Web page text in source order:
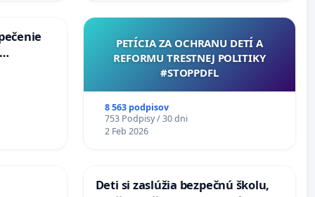
úplnej
PETÍCIA ZA OCHRANU DETÍ A
REFORMU TRESTNEJ POLITIKY
#STOPPDFL
8 563 podpisov
753 Podpisy / 30 dni
2 Feb 2026
Deti si zaslúžia bezpečnú školu,